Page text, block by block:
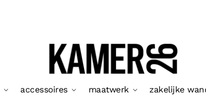
accessoires maatwerk zakelijke